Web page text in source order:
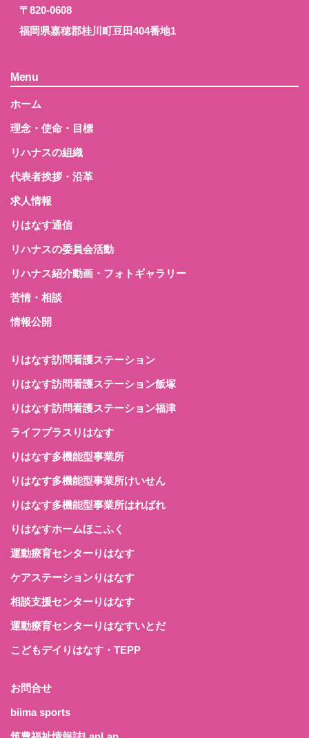
〒820-0608
福岡県嘉穂郡桂川町豆田404番地1
Menu
ホーム
理念・使命・目標
リハナスの組織
代表者挨拶・沿革
求人情報
りはなす通信
リハナスの委員会活動
リハナス紹介動画・フォトギャラリー
苦情・相談
情報公開
りはなす訪問看護ステーション
りはなす訪問看護ステーション飯塚
りはなす訪問看護ステーション福津
ライフプラスりはなす
りはなす多機能型事業所
りはなす多機能型事業所けいせん
りはなす多機能型事業所はればれ
りはなすホームほこふく
運動療育センターりはなす
ケアステーションりはなす
相談支援センターりはなす
運動療育センターりはなすいとだ
こどもデイりはなす・TEPP
お問合せ
biima sports